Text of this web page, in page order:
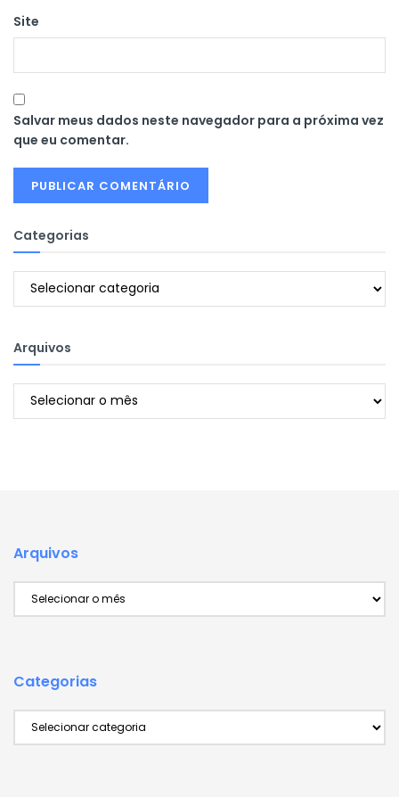
Site
Salvar meus dados neste navegador para a próxima vez
que eu comentar.
Categorias
Categorias
Arquivos
Arquivos
Arquivos
Categorias